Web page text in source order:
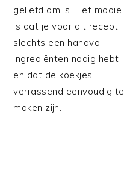
geliefd om is. Het mooie
is dat je voor dit recept
slechts een handvol
ingrediënten nodig hebt
en dat de koekjes
verrassend eenvoudig te
maken zijn.